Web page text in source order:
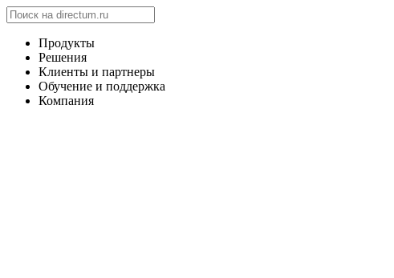
Продукты
Решения
Клиенты и партнеры
Обучение и поддержка
Компания